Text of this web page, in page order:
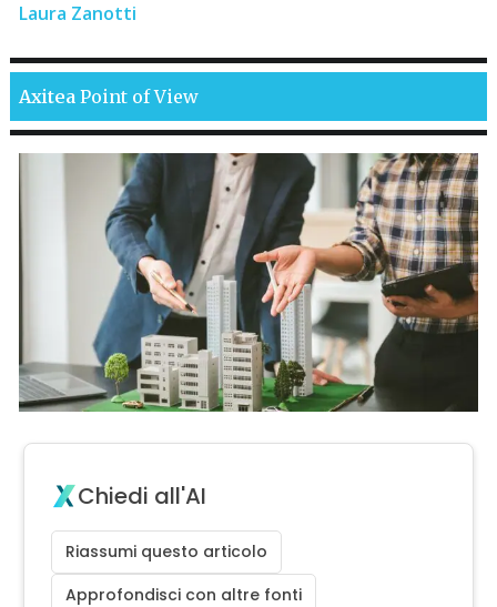
Laura Zanotti
AxiteaPoint of View
Chiedi all'AI
Riassumi questo articolo
Approfondisci con altre fonti